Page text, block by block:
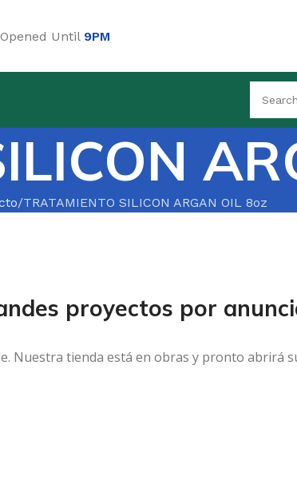
Opened Until 9PM
TRATAMIENTO SILICON ARGAN OIL 8oz
proyectos por
Nuestra tienda está en obras y pronto abrirá